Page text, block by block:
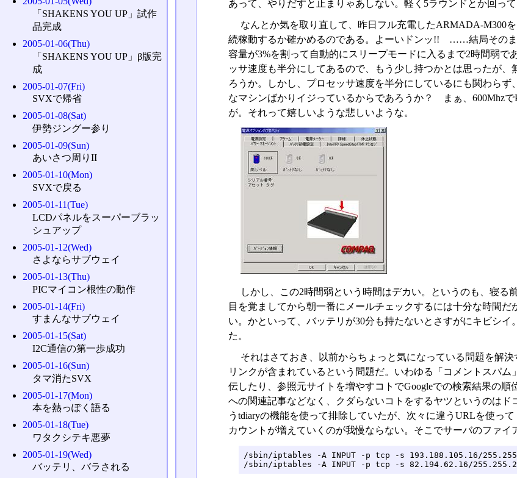
あって、やりだすと止まりゃあしない。軽く5ラウンドとか回っ
なんとか気を取り直して、昨日フル充電したARMADA-M300
続稼動するか確かめるのである。よーいドンッ!! ……結局そのま
容量が3%を割って自動的にスリープモードに入るまで2時間弱
ッサ速度も半分にしてあるので、もう少し持つかとは思ったが
ろうか。しかし、プロセッサ速度を半分にしているにも関わら
なマシンばかりイジっているからであろうか？ まぁ、600Mhz
が。それって嬉しいような悲しいような。
しかし、この2時間弱という時間はデカい。というのも、寝る
目を覚ましてから朝一番にメールチェックするには十分な時間
い。かといって、バッテリが30分も持たないとさすがにキビシ
た。
それはさておき、以前からちょっと気になっている問題を解
リンクが含まれているという問題だ。いわゆる「コメントスパ
伝したり、参照元サイトを増やすコトでGoogleでの検索結果の
への関連記事などなく、クダらないコトをするヤツというのは
うtdiaryの機能を使って排除していたが、次々に違うURLを使っ
カウントが増えていくのが我慢ならない。そこでサーバのファイ
/sbin/iptables -A INPUT -p tcp -s 193.188.105.16/
/sbin/iptables -A INPUT -p tcp -s 82.194.62.16/
「SHAKENS YOU UP」試作
品完成
2005-01-06(Thu)
「SHAKENS YOU UP」β版完
成
2005-01-07(Fri)
SVXで帰省
2005-01-08(Sat)
伊勢ジングー参り
2005-01-09(Sun)
あいさつ周りII
2005-01-10(Mon)
SVXで戻る
2005-01-11(Tue)
LCDパネルをスーパーブラッ
シュアップ
2005-01-12(Wed)
さよならサブウェイ
2005-01-13(Thu)
PICマイコン根性の動作
2005-01-14(Fri)
すまんなサブウェイ
2005-01-15(Sat)
I2C通信の第一歩成功
2005-01-16(Sun)
タマ消たSVX
2005-01-17(Mon)
本を熱っぽく語る
2005-01-18(Tue)
ワタクシテキ悪夢
2005-01-19(Wed)
バッテリ、バラされる